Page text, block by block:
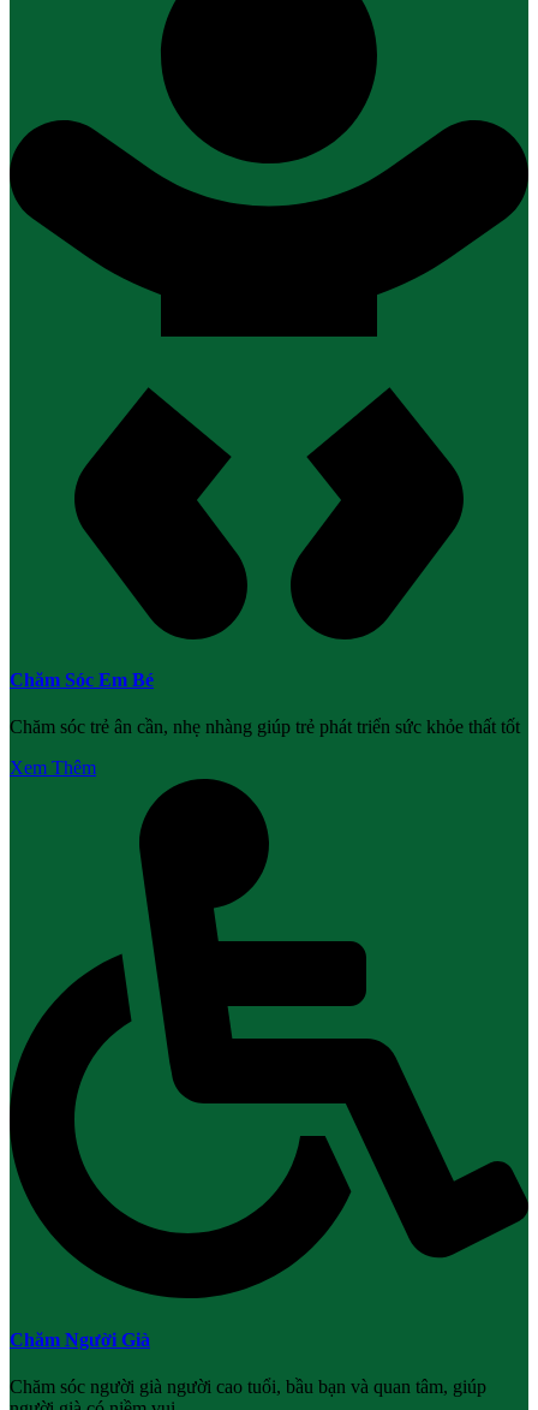
Chăm Sóc Em Bé
Chăm sóc trẻ ân cần, nhẹ nhàng giúp trẻ phát triển sức khỏe thất tốt
Xem Thêm
Chăm Người Già
Chăm sóc người già người cao tuổi, bầu bạn và quan tâm, giúp